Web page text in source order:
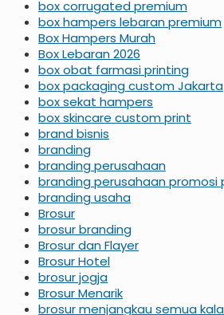
box corrugated premium
box hampers lebaran premium
Box Hampers Murah
Box Lebaran 2026
box obat farmasi printing
box packaging custom Jakarta
box sekat hampers
box skincare custom print
brand bisnis
branding
branding perusahaan
branding perusahaan promosi
branding usaha
Brosur
brosur branding
Brosur dan Flayer
Brosur Hotel
brosur jogja
Brosur Menarik
brosur menjangkau semua